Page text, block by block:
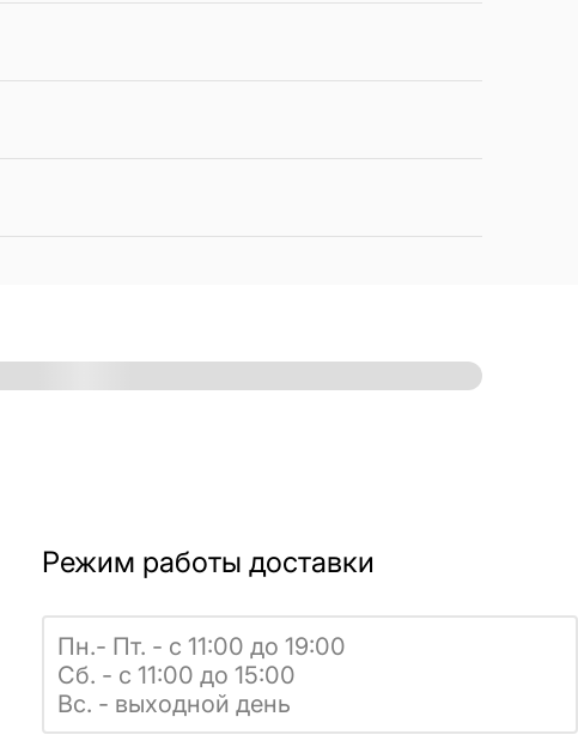
Режим работы доставки
Пн.- Пт. - с 11:00 до 19:00
Сб. - с 11:00 до 15:00
Вс. - выходной день